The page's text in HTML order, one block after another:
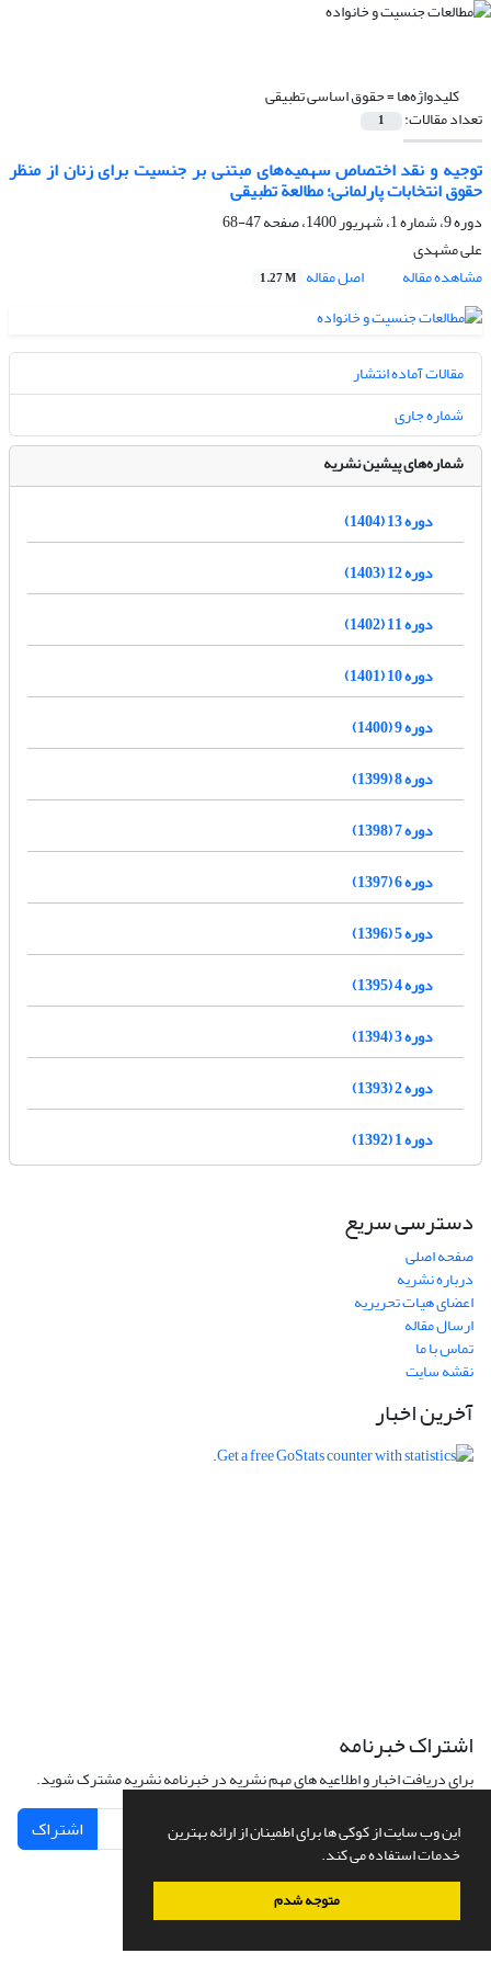
این وب سایت از کوکی ها برای اطمینان از ارائه بهترین
خدمات استفاده می کند.
متوجه شدم
کلیدواژه‌ها =حقوق اساسی تطبیقی
تعداد مقالات: 1
توجیه و نقد اختصاص سهمیه‌های مبتنی بر جنسیت برای زنان از منظر
حقوق انتخابات پارلمانی؛ مطالعة تطبیقی
دوره 9، شماره 1، شهریور 1400، صفحه
47-68
علی مشهدی
مشاهده مقاله
اصل مقاله 1.27 M
مقالات آماده انتشار
شماره جاری
شماره‌های پیشین نشریه
دوره 13 (1404)
دوره 12 (1403)
دوره 11 (1402)
دوره 10 (1401)
دوره 9 (1400)
دوره 8 (1399)
دوره 7 (1398)
دوره 6 (1397)
دوره 5 (1396)
دوره 4 (1395)
دوره 3 (1394)
دوره 2 (1393)
دوره 1 (1392)
دسترسی سریع
صفحه اصلی
درباره نشریه
اعضای هیات تحریریه
ارسال مقاله
تماس با ما
نقشه سایت
آخرین اخبار
اشتراک خبرنامه
برای دریافت اخبار و اطلاعیه های مهم نشریه در خبرنامه نشریه مشترک شوید.
اشتراک
سامانه مدیریت نشریات علمی.طراحی و پیاده سازی ازسیناوب